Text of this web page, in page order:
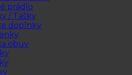
prádlo
/ Tašky
doplnky
obuv